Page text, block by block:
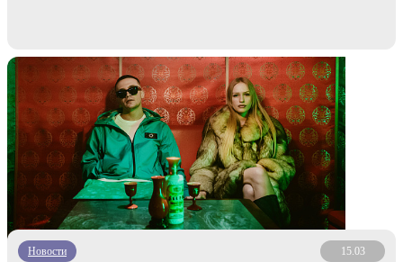
Новости 15.03